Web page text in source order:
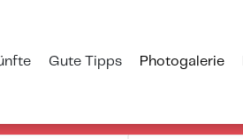
Gute Tipps Photogalerie